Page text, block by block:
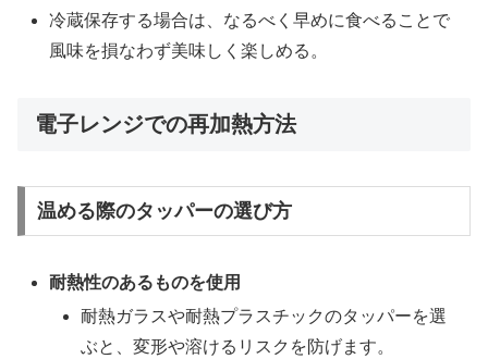
冷蔵保存する場合は、なるべく早めに食べることで
風味を損なわず美味しく楽しめる。
電子レンジでの再加熱方法
温める際のタッパーの選び方
耐熱性のあるものを使用
耐熱ガラスや耐熱プラスチックのタッパーを選
ぶと、変形や溶けるリスクを防げます。